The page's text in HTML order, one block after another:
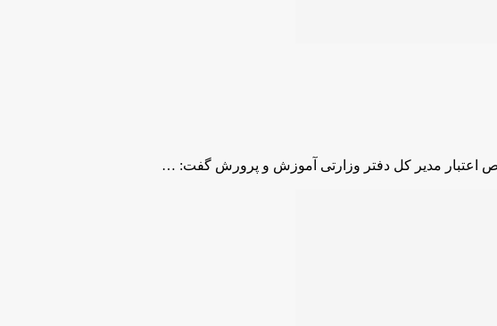
اعتبار مدیر کل دفتر وزارتی آموزش و پرورش گفت: …